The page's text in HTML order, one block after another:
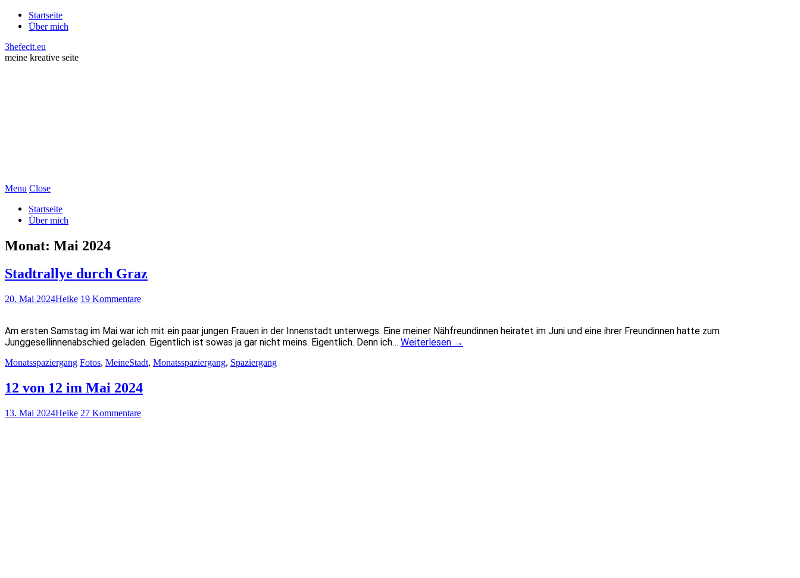
Startseite
Über mich
3hefecit.eu
meine kreative seite
Menu Close
Startseite
Über mich
Monat: Mai 2024
Stadtrallye durch Graz
20. Mai 2024Heike 19 Kommentare
Am ersten Samstag im Mai war ich mit ein paar jungen Frauen in der Innenstadt unterwegs. Eine meiner Nähfreundinnen heiratet im Juni und eine ihrer Freundinnen hatte zum
Junggesellinnenabschied geladen. Eigentlich ist sowas ja gar nicht meins. Eigentlich. Denn ich… Weiterlesen →
Monatsspaziergang Fotos, MeineStadt, Monatsspaziergang, Spaziergang
12 von 12 im Mai 2024
13. Mai 2024Heike 27 Kommentare